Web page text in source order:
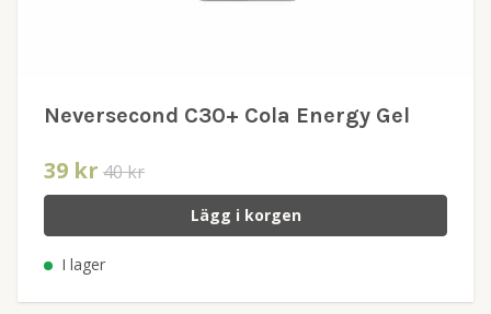
Neversecond C30+ Cola Energy Gel
39 kr 40 kr
Lägg i korgen
I lager